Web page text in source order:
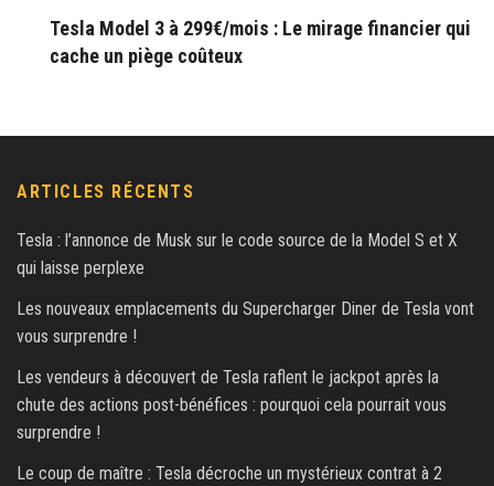
Tesla Model 3 à 299€/mois : Le mirage financier qui
cache un piège coûteux
ARTICLES RÉCENTS
Tesla : l’annonce de Musk sur le code source de la Model S et X
qui laisse perplexe
Les nouveaux emplacements du Supercharger Diner de Tesla vont
vous surprendre !
Les vendeurs à découvert de Tesla raflent le jackpot après la
chute des actions post-bénéfices : pourquoi cela pourrait vous
surprendre !
Le coup de maître : Tesla décroche un mystérieux contrat à 2